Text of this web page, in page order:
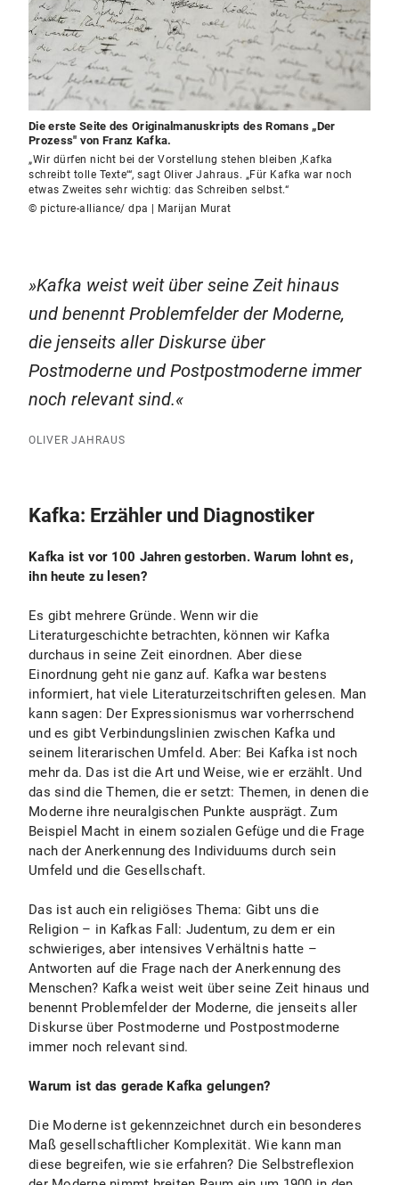
Die erste Seite des Originalmanuskripts des Romans „Der
Prozess" von Franz Kafka.
„Wir dürfen nicht bei der Vorstellung stehen bleiben ,Kafka
schreibt tolle Texte‘“, sagt Oliver Jahraus. „Für Kafka war noch
etwas Zweites sehr wichtig: das Schreiben selbst.“
© picture-alliance/ dpa | Marijan Murat
Kafka weist weit über seine Zeit hinaus
und benennt Problemfelder der Moderne,
die jenseits aller Diskurse über
Postmoderne und Postpostmoderne immer
noch relevant sind.
OLIVER JAHRAUS
Kafka: Erzähler und Diagnostiker
Kafka ist vor 100 Jahren gestorben. Warum lohnt es,
ihn heute zu lesen?
Es gibt mehrere Gründe. Wenn wir die
Literaturgeschichte betrachten, können wir Kafka
durchaus in seine Zeit einordnen. Aber diese
Einordnung geht nie ganz auf. Kafka war bestens
informiert, hat viele Literaturzeitschriften gelesen. Man
kann sagen: Der Expressionismus war vorherrschend
und es gibt Verbindungslinien zwischen Kafka und
seinem literarischen Umfeld. Aber: Bei Kafka ist noch
mehr da. Das ist die Art und Weise, wie er erzählt. Und
das sind die Themen, die er setzt: Themen, in denen die
Moderne ihre neuralgischen Punkte ausprägt. Zum
Beispiel Macht in einem sozialen Gefüge und die Frage
nach der Anerkennung des Individuums durch sein
Umfeld und die Gesellschaft.
Das ist auch ein religiöses Thema: Gibt uns die
Religion – in Kafkas Fall: Judentum, zu dem er ein
schwieriges, aber intensives Verhältnis hatte –
Antworten auf die Frage nach der Anerkennung des
Menschen? Kafka weist weit über seine Zeit hinaus und
benennt Problemfelder der Moderne, die jenseits aller
Diskurse über Postmoderne und Postpostmoderne
immer noch relevant sind.
Warum ist das gerade Kafka gelungen?
Die Moderne ist gekennzeichnet durch ein besonderes
Maß gesellschaftlicher Komplexität. Wie kann man
diese begreifen, wie sie erfahren? Die Selbstreflexion